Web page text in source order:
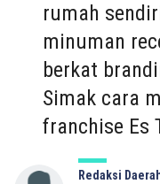
rumah
minuman
berkat
Simak cara
franchise Es
Redaksi